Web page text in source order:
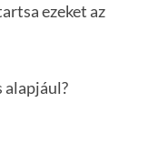
ezeket az
alapjául?